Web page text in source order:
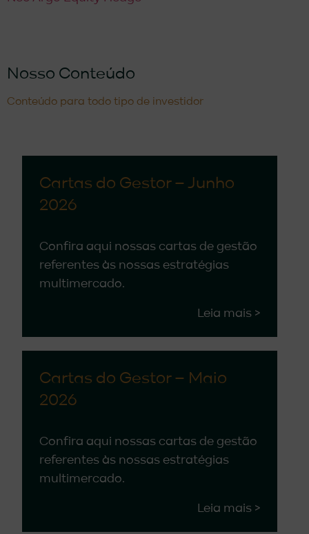
Nosso Conteúdo
Conteúdo para todo tipo de investidor
Cartas do Gestor – Junho
2026
Confira aqui nossas cartas de gestão
referentes às nossas estratégias
multimercado.
Leia mais >
Cartas do Gestor – Maio
2026
Confira aqui nossas cartas de gestão
referentes às nossas estratégias
multimercado.
Leia mais >